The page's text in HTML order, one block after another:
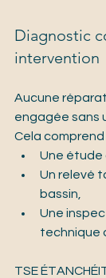
Diagnostic
intervention
Aucune
engagée sans
Cela comprend
Une étude
Un relevé
bassin,
Une
technique
TSE